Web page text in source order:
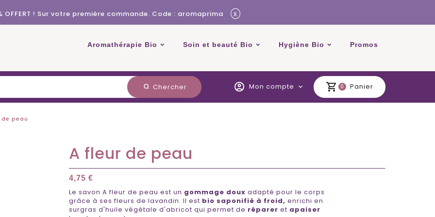
OFFERT ! Sur votre première commande. Code : aromaprima x
Aromathérapie Bio Soin et beauté Bio Hygiène Bio Promos
search Chercher shopping_cart 0 Panier
account_circle Mon compte expand_more
peau
A fleur de peau
4,75 €
Le savon A fleur de peau est un gommage doux adapté pour le corps
grâce à ses fleurs de lavandin. Il est bio saponifié à froid, enrichi en
surgras d'huile végétale d'abricot qui permet de réparer et apaiser